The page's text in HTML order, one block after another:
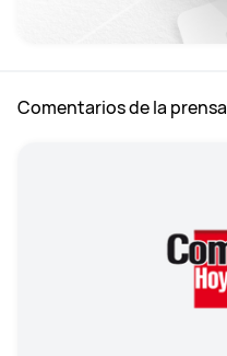
Comentarios de la prensa